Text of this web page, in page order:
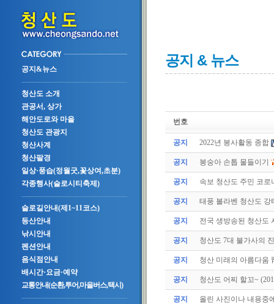
공지&뉴스
청산도 소개
관공서, 상가
해안도로와 마을
청산도 관광지
청산사계
청산팔경
일상·풍습(정월굿,꽃상여,초분)
각종행사(슬로시티축제)
슬로길안내(제1~11코스)
등산안내
낚시안내
펜션안내
음식점안내
배시간·요금·예약
교통안내(순환,투어,마을버스,택시)
공지 & 뉴스
번호
공지 2022년 봉사활동 종합
공지 봉숭아 손톱 물들이기
공지 속보 청산도 주민 코로
공지 태풍 볼라벤 청산도 강
공지 전국 생방송된 청산도
공지 청산도 7대 불가사의
공지 청산 미래의 아름다움
공지 청산도 어찌 할꼬~
공지 올린 사진이나 내용중